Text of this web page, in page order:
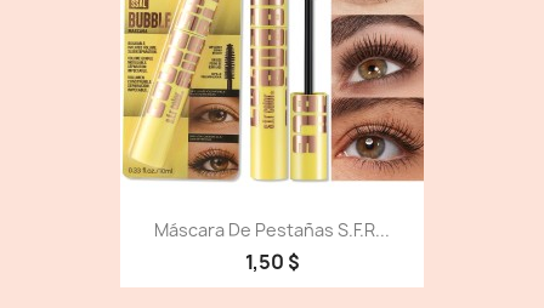
Máscara De Pestañas S.f.r...
1,50 $